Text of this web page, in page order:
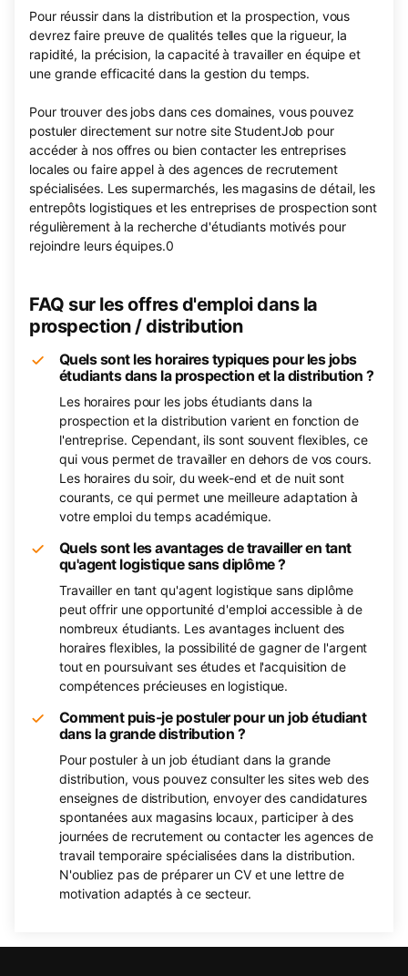
Pour réussir dans la distribution et la prospection, vous
devrez faire preuve de qualités telles que la rigueur, la
rapidité, la précision, la capacité à travailler en équipe et
une grande efficacité dans la gestion du temps.
Pour trouver des jobs dans ces domaines, vous pouvez
postuler directement sur notre site StudentJob pour
accéder à nos offres ou bien contacter les entreprises
locales ou faire appel à des agences de recrutement
spécialisées. Les supermarchés, les magasins de détail, les
entrepôts logistiques et les entreprises de prospection sont
régulièrement à la recherche d'étudiants motivés pour
rejoindre leurs équipes.0
FAQ sur les offres d'emploi dans la
prospection / distribution
Quels sont les horaires typiques pour les jobs
étudiants dans la prospection et la distribution ?
Les horaires pour les jobs étudiants dans la
prospection et la distribution varient en fonction de
l'entreprise. Cependant, ils sont souvent flexibles, ce
qui vous permet de travailler en dehors de vos cours.
Les horaires du soir, du week-end et de nuit sont
courants, ce qui permet une meilleure adaptation à
votre emploi du temps académique.
Quels sont les avantages de travailler en tant
qu'agent logistique sans diplôme ?
Travailler en tant qu'agent logistique sans diplôme
peut offrir une opportunité d'emploi accessible à de
nombreux étudiants. Les avantages incluent des
horaires flexibles, la possibilité de gagner de l'argent
tout en poursuivant ses études et l'acquisition de
compétences précieuses en logistique.
Comment puis-je postuler pour un job étudiant
dans la grande distribution ?
Pour postuler à un job étudiant dans la grande
distribution, vous pouvez consulter les sites web des
enseignes de distribution, envoyer des candidatures
spontanées aux magasins locaux, participer à des
journées de recrutement ou contacter les agences de
travail temporaire spécialisées dans la distribution.
N'oubliez pas de préparer un CV et une lettre de
motivation adaptés à ce secteur.